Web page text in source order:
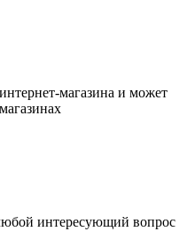
магазина и может
интересующий вопрос